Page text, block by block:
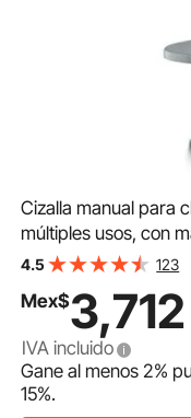
Cizalla manual para
múltiples usos, con
presión, espesor
4.5 123
Mex$3,712
IVA incluido
Gane al menos2%
15%.